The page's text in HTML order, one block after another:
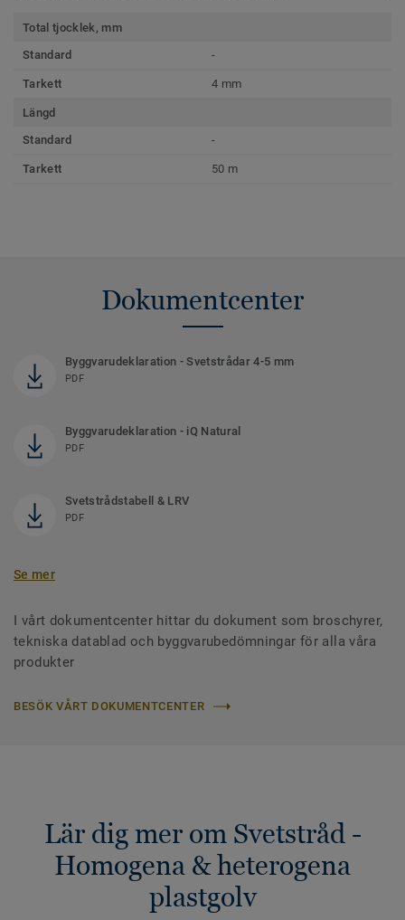
Total tjocklek, mm
Standard
-
Tarkett 4 mm
Längd
Standard
-
Tarkett 50 m
Dokumentcenter
Byggvarudeklaration - Svetstrådar 4-5 mm
PDF
Byggvarudeklaration - iQ Natural
PDF
Svetstrådstabell & LRV
PDF
Se mer
I vårt dokumentcenter hittar du dokument som broschyrer,
tekniska datablad och byggvarubedömningar för alla våra
produkter
BESÖK VÅRT DOKUMENTCENTER
Lär dig mer om Svetstråd -
Homogena & heterogena
plastgolv